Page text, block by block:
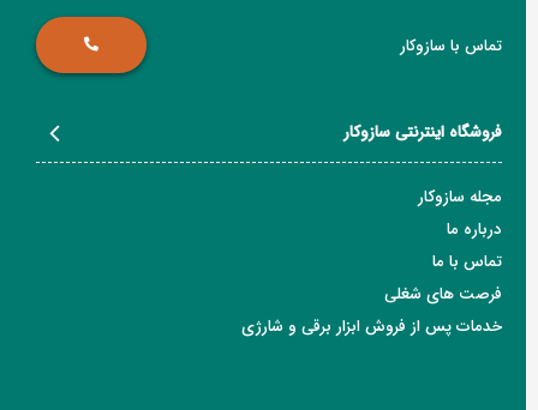
تماس با سازوکار
فروشگاه اینترنتی سازوکار
مجله سازوکار
درباره ما
تماس با ما
فرصت های شغلی
خدمات پس از فروش ابزار برقی و شارژی